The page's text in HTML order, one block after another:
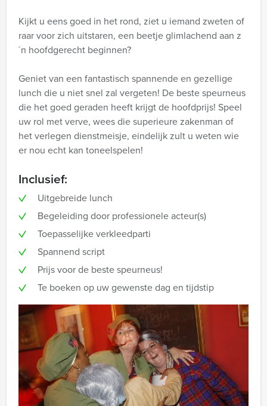
Kijkt u eens goed in het rond, ziet u iemand zweten of
raar voor zich uitstaren, een beetje glimlachend aan z
´n hoofdgerecht beginnen?
Geniet van een fantastisch spannende en gezellige
lunch die u niet snel zal vergeten! De beste speurneus
die het goed geraden heeft krijgt de hoofdprijs! Speel
uw rol met verve, wees die superieure zakenman of
het verlegen dienstmeisje, eindelijk zult u weten wie
er nou echt kan toneelspelen!
Inclusief:
Uitgebreide lunch
Begeleiding door professionele acteur(s)
Toepasselijke verkleedparti
Spannend script
Prijs voor de beste speurneus!
Te boeken op uw gewenste dag en tijdstip